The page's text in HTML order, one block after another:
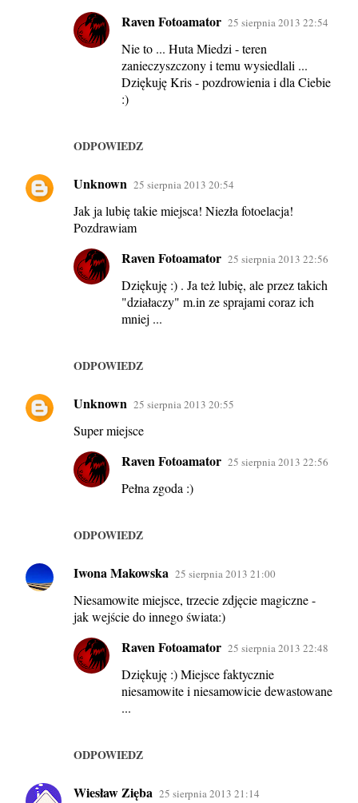
ODPOWIEDZ
Raven Fotoamator 25 sierpnia 2013 22:54
Nie to ... Huta Miedzi - teren
zanieczyszczony i temu wysiedlali ...
Dziękuję Kris - pozdrowienia i dla Ciebie
:)
Unknown 25 sierpnia 2013 20:54
Jak ja lubię takie miejsca! Niezła fotoelacja!
Pozdrawiam
ODPOWIEDZ
Raven Fotoamator 25 sierpnia 2013 22:56
Dziękuję :) . Ja też lubię, ale przez takich
"działaczy" m.in ze sprajami coraz ich
mniej ...
Unknown 25 sierpnia 2013 20:55
Super miejsce
ODPOWIEDZ
Raven Fotoamator 25 sierpnia 2013 22:56
Pełna zgoda :)
Iwona Makowska 25 sierpnia 2013 21:00
Niesamowite miejsce, trzecie zdjęcie magiczne -
jak wejście do innego świata:)
ODPOWIEDZ
Raven Fotoamator 25 sierpnia 2013 22:48
Dziękuję :) Miejsce faktycznie
niesamowite i niesamowicie dewastowane
...
Wiesław Zięba 25 sierpnia 2013 21:14